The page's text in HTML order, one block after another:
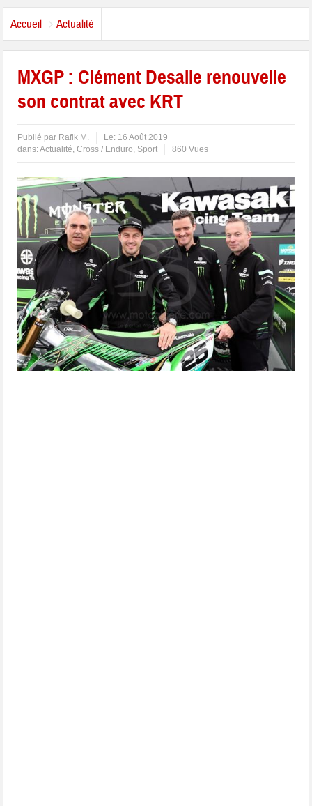
Accueil Actualité
MXGP : Clément Desalle renouvelle
son contrat avec KRT
Publié par Rafik M. Le: 16 Août 2019
dans:Actualité,Cross / Enduro, Sport 860 Vues